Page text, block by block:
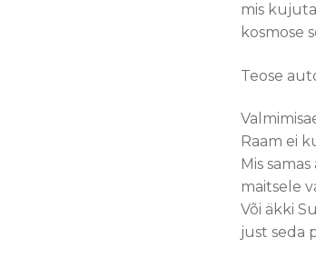
mis
kosmose
Teose
Raam ei
Mis
maitsele
Või äkki
just seda